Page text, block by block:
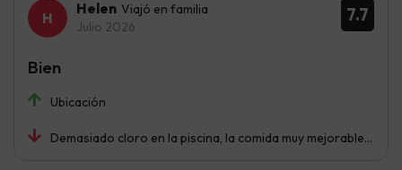
7.7
Helen Viajó en familia
Julio 2026
Ubicación
Demasiado cloro en la piscina, la comida muy mejorable…
Bien